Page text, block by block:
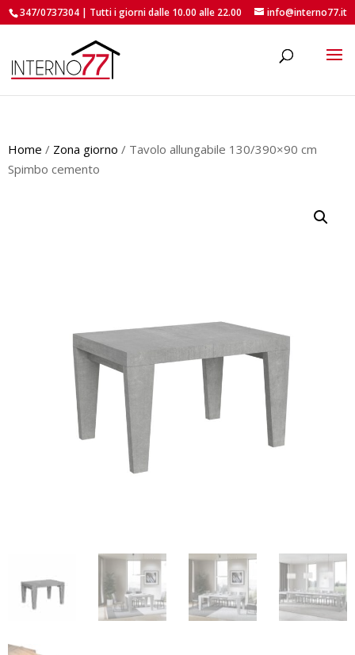
347/0737304 | Tutti i giorni dalle 10.00 alle 22.00 info@interno77.it
Home / Zona giorno / Tavolo allungabile 130/390×90 cm
Spimbo cemento